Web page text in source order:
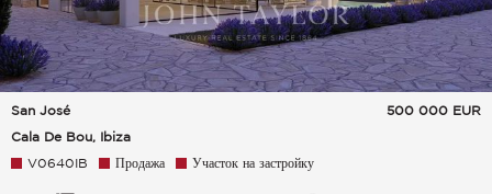
San José
Cala De Bou, Ibiza
500 000 EUR
V0640IB Продажа Участок на застройку